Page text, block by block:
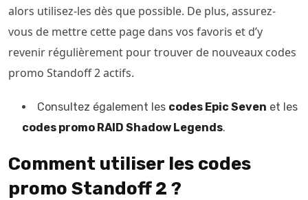
alors utilisez-les dès que possible. De plus, assurez-
vous de mettre cette page dans vos favoris et d’y
revenir régulièrement pour trouver de nouveaux codes
promo Standoff 2 actifs.
Consultez également les codes Epic Seven et les
codes promo RAID Shadow Legends.
Comment utiliser les codes
promo Standoff 2 ?